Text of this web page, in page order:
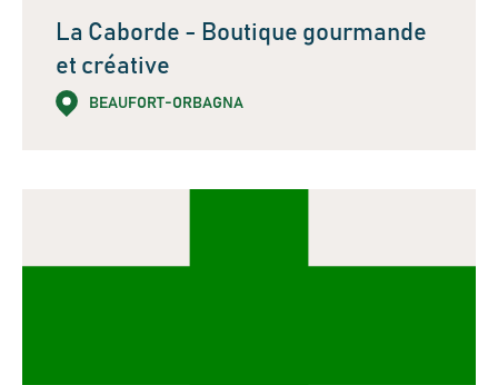
La Caborde - Boutique gourmande
et créative
BEAUFORT-ORBAGNA